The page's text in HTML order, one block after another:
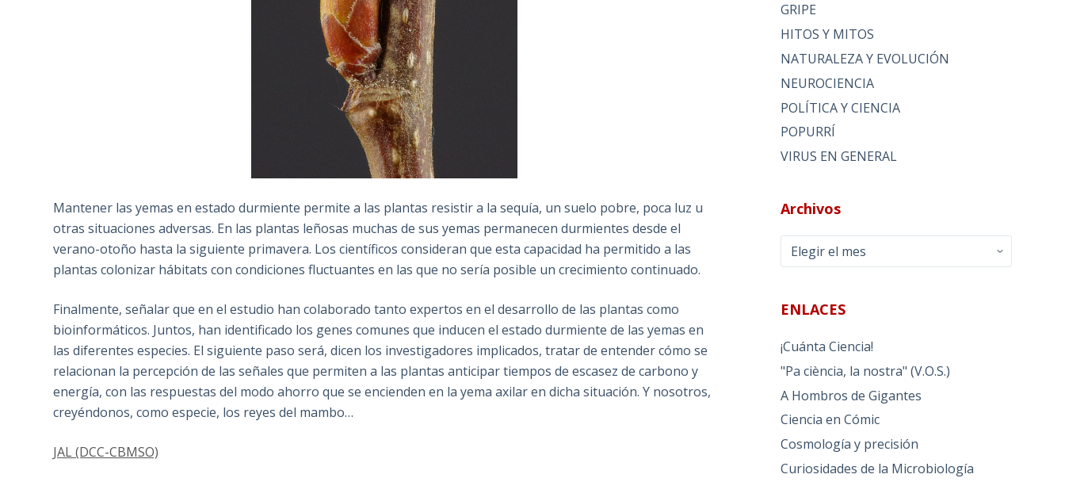
Mantener las yemas en estado durmiente permite a las plantas resistir a la sequía, un suelo pobre, poca luz u
otras situaciones adversas. En las plantas leñosas muchas de sus yemas permanecen durmientes desde el
verano-otoño hasta la siguiente primavera. Los científicos consideran que esta capacidad ha permitido a las
plantas colonizar hábitats con condiciones fluctuantes en las que no sería posible un crecimiento continuado.
Finalmente, señalar que en el estudio han colaborado tanto expertos en el desarrollo de las plantas como
bioinformáticos. Juntos, han identificado los genes comunes que inducen el estado durmiente de las yemas en
las diferentes especies. El siguiente paso será, dicen los investigadores implicados, tratar de entender cómo se
relacionan la percepción de las señales que permiten a las plantas anticipar tiempos de escasez de carbono y
energía, con las respuestas del modo ahorro que se encienden en la yema axilar en dicha situación. Y nosotros,
creyéndonos, como especie, los reyes del mambo…
JAL (DCC-CBMSO)
GRIPE
HITOS Y MITOS
NATURALEZA Y EVOLUCIÓN
NEUROCIENCIA
POLÍTICA Y CIENCIA
POPURRÍ
VIRUS EN GENERAL
Archivos
Archivos
ENLACES
¡Cuánta Ciencia!
"Pa ciència, la nostra" (V.O.S.)
A Hombros de Gigantes
Ciencia en Cómic
Cosmología y precisión
Curiosidades de la Microbiología